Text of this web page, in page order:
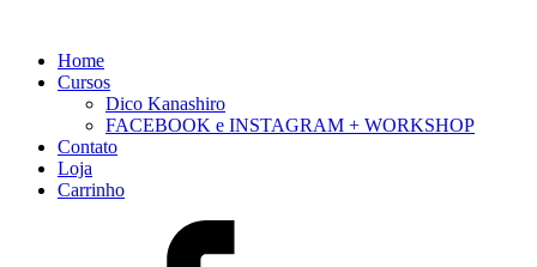
Home
Cursos
Dico Kanashiro
FACEBOOK e INSTAGRAM + WORKSHOP
Contato
Loja
Carrinho